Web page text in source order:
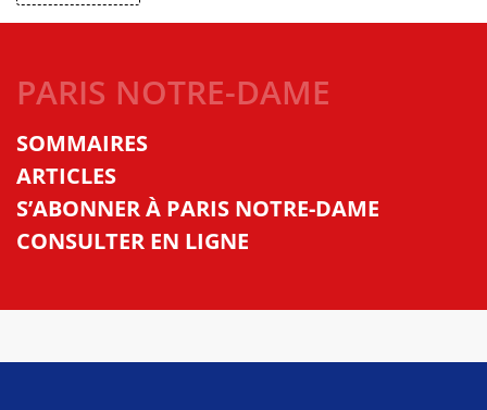
PARIS NOTRE-DAME
SOMMAIRES
ARTICLES
S’ABONNER À PARIS NOTRE-DAME
CONSULTER EN LIGNE